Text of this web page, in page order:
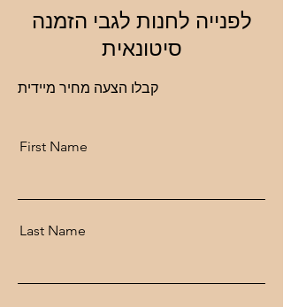
לפנייה לחנות לגבי הזמנה
סיטונאית
קבלו הצעה מחיר מיידית
First Name
Last Name